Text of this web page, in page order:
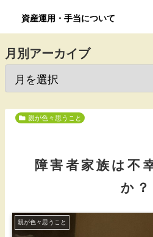
資産運用・手当について
月別アーカイブ
親が色々思うこと
障害者家族は不
か？
親が色々思うこと